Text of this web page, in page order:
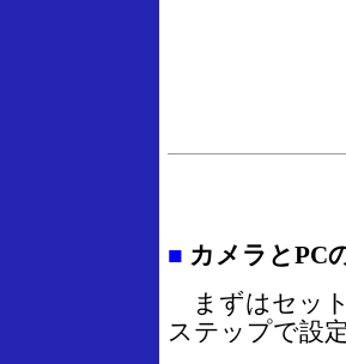
■ カメラとPC
まずはセッ
ステップで設